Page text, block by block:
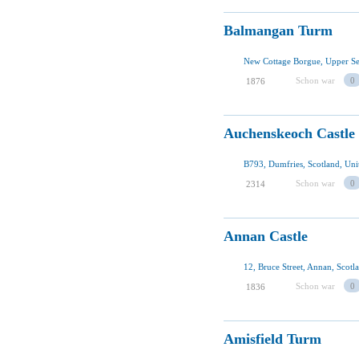
Balmangan Turm
1876 Schon war 0
Auchenskeoch Castle
B793, Dumfries, Scotland,
2314 Schon war 0
Annan Castle
12, Bruce Street, Annan,
1836 Schon war 0
Amisfield Turm